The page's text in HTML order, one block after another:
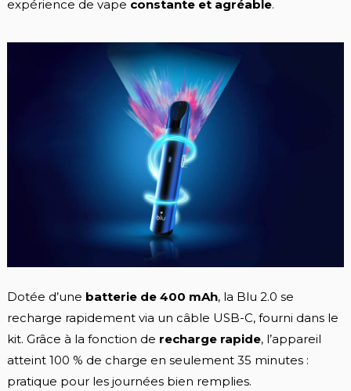
expérience de vape constante et agréable.
Dotée d’une batterie de 400 mAh, la Blu 2.0 se
recharge rapidement via un câble USB-C, fourni dans le
kit. Grâce à la fonction de recharge rapide, l’appareil
atteint 100 % de charge en seulement 35 minutes :
pratique pour les journées bien remplies.